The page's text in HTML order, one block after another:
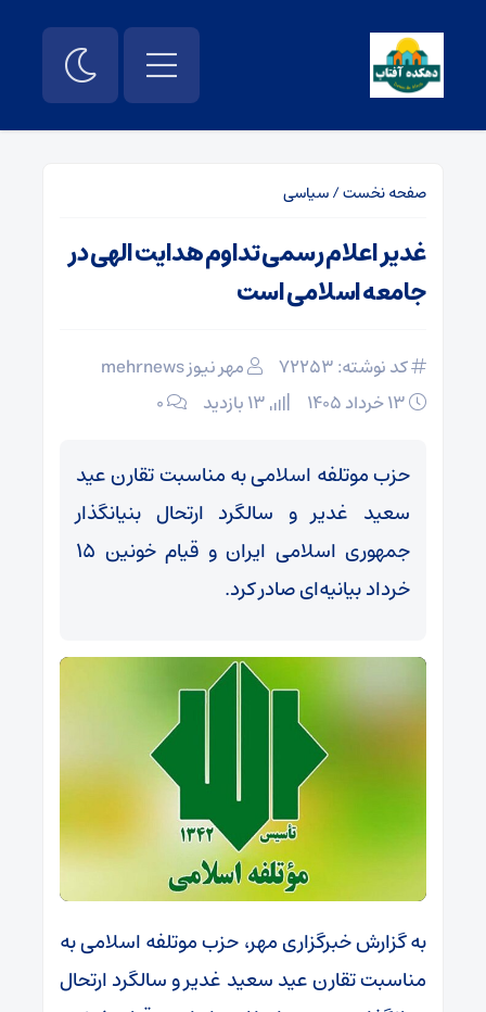
صفحه نخست/سیاسی
غدیر اعلام رسمی تداوم هدایت الهی در
جامعه اسلامی است
کد نوشته: 72253
مهر نیوز mehrnews
۰
حزب موتلفه اسلامی به مناسبت تقارن عید
سعید غدیر و سالگرد ارتحال بنیانگذار
جمهوری اسلامی ایران و قیام خونین ۱۵
خرداد بیانیه‌ای صادر کرد.
به گزارش خبرگزاری مهر، حزب موتلفه اسلامی به
مناسبت تقارن عید سعید غدیر و سالگرد ارتحال